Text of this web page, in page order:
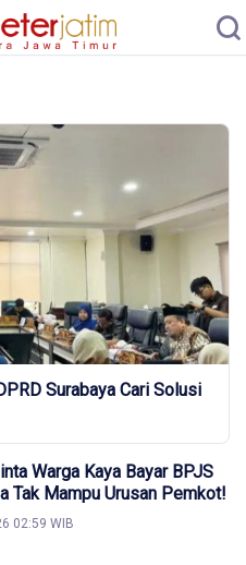
Surabaya Cari Solusi
Warga Kaya Bayar BPJS
Tak Mampu Urusan Pemkot!
02:59 WIB